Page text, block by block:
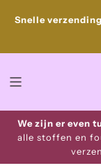
p
o
e
Snelle verzending
We zijn er even
alle stoffen en